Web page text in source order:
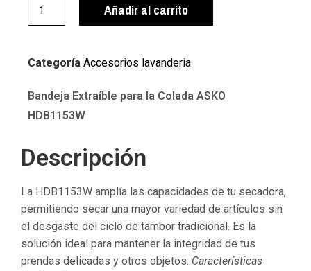
Añadir al carrito
Categoría Accesorios lavanderia
Bandeja Extraíble para la Colada ASKO
HDB1153W
Descripción
La HDB1153W amplía las capacidades de tu secadora,
permitiendo secar una mayor variedad de artículos sin
el desgaste del ciclo de tambor tradicional. Es la
solución ideal para mantener la integridad de tus
prendas delicadas y otros objetos. Características